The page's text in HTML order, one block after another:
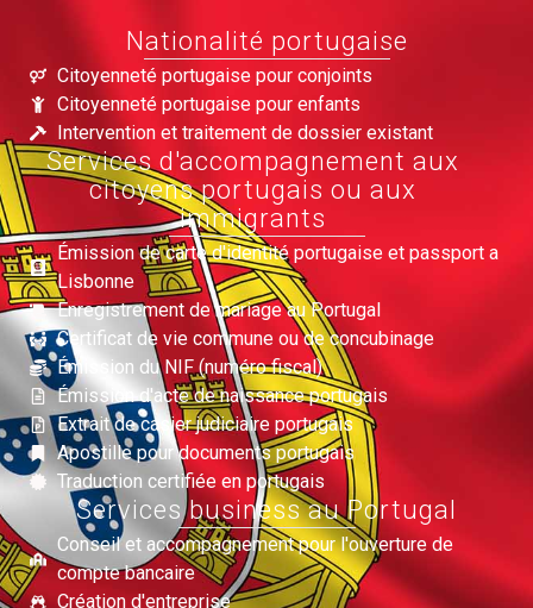
Nationalité portugaise
Citoyenneté portugaise pour conjoints
Citoyenneté portugaise pour enfants
Intervention et traitement de dossier existant
Services d'accompagnement aux
citoyens portugais ou aux
immigrants
Émission de carte d'identité portugaise et passport a
Lisbonne
Enregistrement de mariage au Portugal
Certificat de vie commune ou de concubinage
Émission du NIF (numéro fiscal)
Émission d'acte de naissance portugais
Extrait de casier judiciaire portugais
Apostille pour documents portugais
Traduction certifiée en portugais
Services business au Portugal
Conseil et accompagnement pour l'ouverture de
compte bancaire
Création d'entreprise